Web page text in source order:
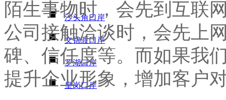
沙头角口岸
文锦渡口岸
罗湖口岸
皇岗口岸
陌生事物时，会先到互联
公司接触洽谈时，会先上
碑、信任度等。而如果我
提升企业形象，增加客户